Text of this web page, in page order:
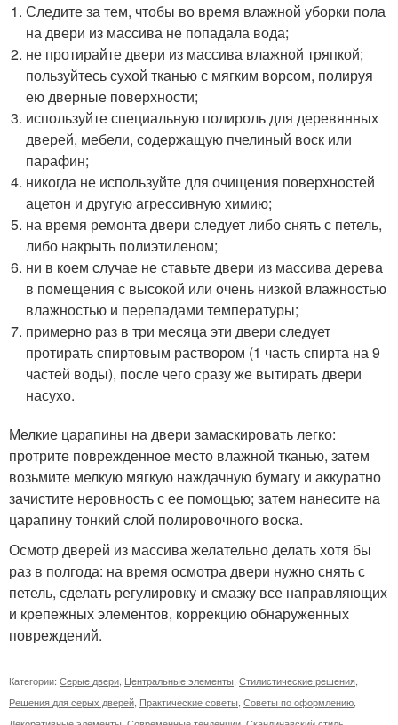
Следите за тем, чтобы во время влажной уборки пола
на двери из массива не попадала вода;
не протирайте двери из массива влажной тряпкой;
пользуйтесь сухой тканью с мягким ворсом, полируя
ею дверные поверхности;
используйте специальную полироль для деревянных
дверей, мебели, содержащую пчелиный воск или
парафин;
никогда не используйте для очищения поверхностей
ацетон и другую агрессивную химию;
на время ремонта двери следует либо снять с петель,
либо накрыть полиэтиленом;
ни в коем случае не ставьте двери из массива дерева
в помещения с высокой или очень низкой влажностью
влажностью и перепадами температуры;
примерно раз в три месяца эти двери следует
протирать спиртовым раствором (1 часть спирта на 9
частей воды), после чего сразу же вытирать двери
насухо.
Мелкие царапины на двери замаскировать легко:
протрите поврежденное место влажной тканью, затем
возьмите мелкую мягкую наждачную бумагу и аккуратно
зачистите неровность с ее помощью; затем нанесите на
царапину тонкий слой полировочного воска.
Осмотр дверей из массива желательно делать хотя бы
раз в полгода: на время осмотра двери нужно снять с
петель, сделать регулировку и смазку все направляющих
и крепежных элементов, коррекцию обнаруженных
повреждений.
Категории: Серые двери Центральные элементы Стилистические решения
Решения для серых дверей Практические советы Советы по оформлению